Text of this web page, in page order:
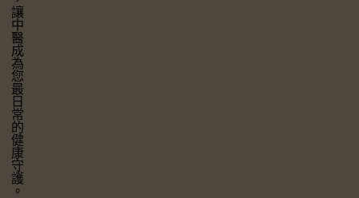
讓中醫成為您最日常的健康守護。